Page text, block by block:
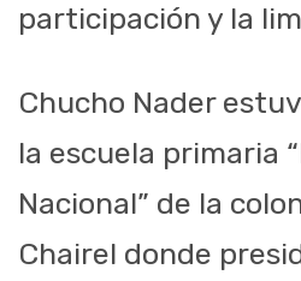
participación y la
Chucho Nader
la escuela primaria
Nacional” de la
Chairel donde